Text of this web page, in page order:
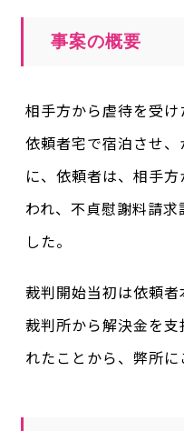
事案の概要
相手方から虐待を受け
依頼者宅で宿泊させ
に、依頼者は、相手
われ、不貞慰謝料請
した。
裁判開始当初は依頼者
裁判所から解決金を
れたことから、弊所に